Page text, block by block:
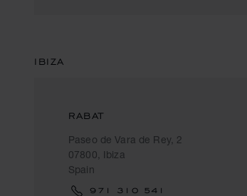
IBIZA
RABAT
Paseo de Vara de Rey, 2
07800, Ibiza
Spain
971 310 541